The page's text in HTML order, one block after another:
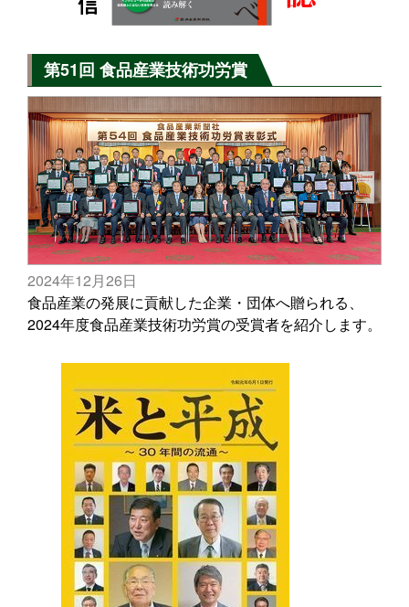
第51回 食品産業技術功労賞
2024年12月26日
食品産業の発展に貢献した企業・団体へ贈られる、
2024年度食品産業技術功労賞の受賞者を紹介します。